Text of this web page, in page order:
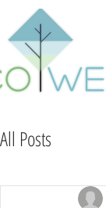
All Posts